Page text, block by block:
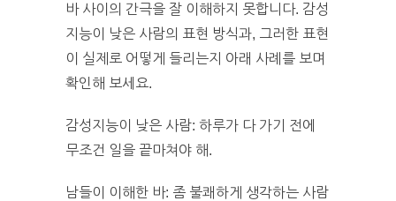
바 사이의 간극을 잘 이해하지 못합니다. 감성
지능이 낮은 사람의 표현 방식과, 그러한 표현
이 실제로 어떻게 들리는지 아래 사례를 보며
확인해 보세요.
감성지능이 낮은 사람: 하루가 다 가기 전에
무조건 일을 끝마쳐야 해.
남들이 이해한 바: 좀 불쾌하게 생각하는 사람